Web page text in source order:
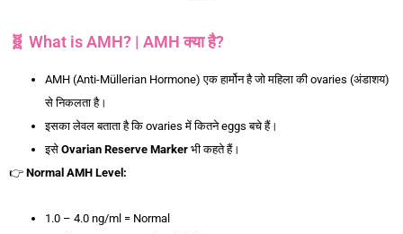
🧬 What is AMH? | AMH क्या है?
AMH (Anti-Müllerian Hormone) एक हार्मोन है जो महिला की ovaries (अंडाशय)
से निकलता है।
इसका लेवल बताता है कि ovaries में कितने eggs बचे हैं।
इसे Ovarian Reserve Marker भी कहते हैं।
👉 Normal AMH Level:
1.0 – 4.0 ng/ml = Normal